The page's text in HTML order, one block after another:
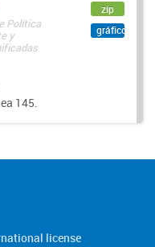
Política
y
145.
zip
gráfico
license